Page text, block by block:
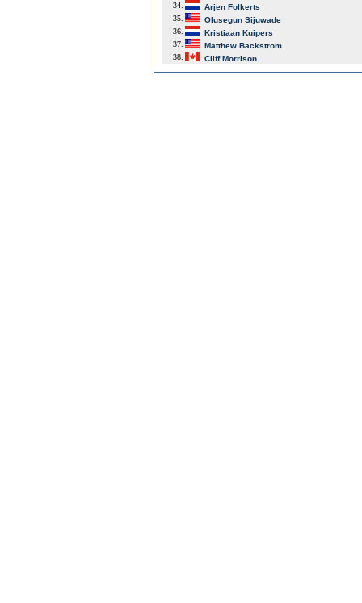
34.
Arjen Folkerts
35.
Olusegun Sijuwade
36.
Kristiaan Kuipers
37.
Matthew Backstrom
38.
Cliff Morrison